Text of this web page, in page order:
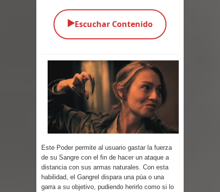
Parte 02: Los Muertos Gobiernan a
Parte 01: Escondido a Plena Luz
Parte 02: El Enemigo de mi Enemigo
Parte 06: Coletazos
Parte 04: Oídos Sordos
Parte 03: La Traición
▶️Escuchar Contenido
Este Poder permite al usuario gastar la fuerza
de su Sangre con el fin de hacer un ataque a
distancia con sus armas naturales. Con esta
habilidad, el Gangrel dispara una púa o una
garra a su objetivo, pudiendo herirlo como si lo